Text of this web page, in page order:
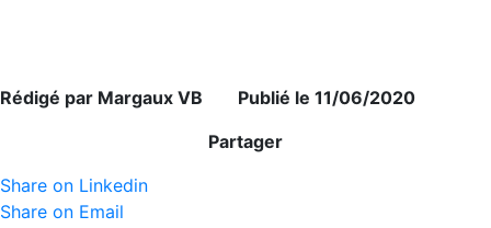
Rédigé par Margaux VB Publié le 11/06/2020
Partager
Share on Linkedin
Share on Email